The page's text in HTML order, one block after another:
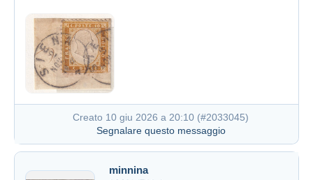
Creato 10 giu 2026 a 20:10 (#2033045)
Segnalare questo messaggio
minnina